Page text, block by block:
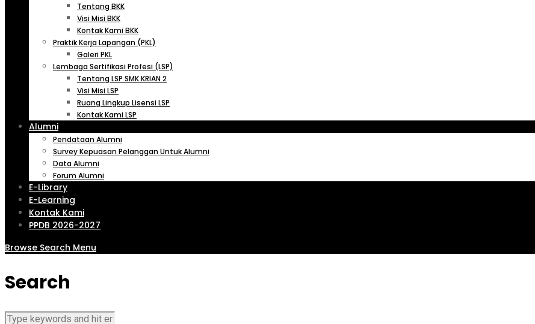
Tentang BKK
Visi Misi BKK
Kontak Kami BKK
Praktik Kerja Lapangan (PKL)
Galeri PKL
Lembaga Sertifikasi Profesi (LSP)
Tentang LSP SMK KRIAN 2
Visi Misi LSP
Ruang Lingkup Lisensi LSP
Kontak Kami LSP
Alumni
Pendataan Alumni
Survey Kepuasan Pelanggan Untuk Alumni
Data Alumni
Forum Alumni
E-Library
E-Learning
Kontak Kami
PPDB 2026-2027
Browse Search Menu
Search